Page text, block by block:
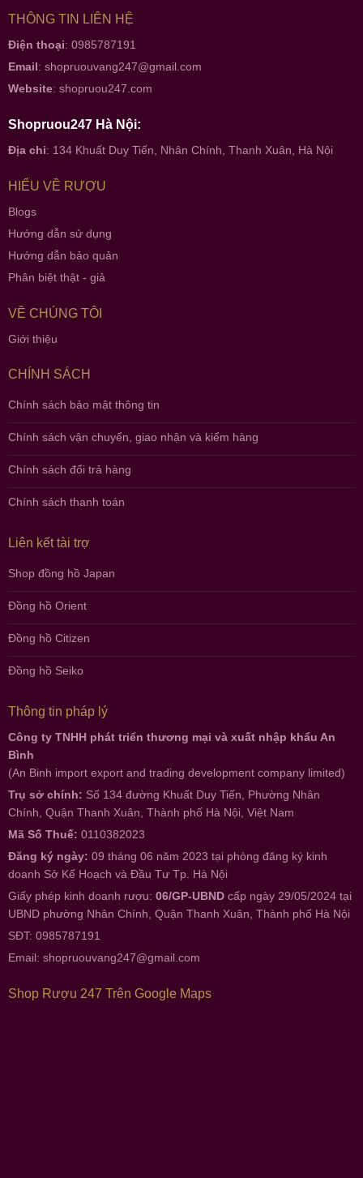
THÔNG TIN LIÊN HỆ
Điện thoại: 0985787191
Email: shopruouvang247@gmail.com
Website: shopruou247.com
Shopruou247 Hà Nội:
Địa chỉ: 134 Khuất Duy Tiến, Nhân Chính, Thanh Xuân, Hà Nội
HIỂU VỀ RƯỢU
Blogs
Hướng dẫn sử dụng
Hướng dẫn bảo quản
Phân biệt thật - giả
VỀ CHÚNG TÔI
Giới thiệu
CHÍNH SÁCH
Chính sách bảo mật thông tin
Chính sách vận chuyển, giao nhận và kiểm hàng
Chính sách đổi trả hàng
Chính sách thanh toán
Liên kết tài trợ
Shop đồng hồ Japan
Đồng hồ Orient
Đồng hồ Citizen
Đồng hồ Seiko
Thông tin pháp lý
Công ty TNHH phát triển thương mại và xuất nhập khẩu An
Bình
(An Binh import export and trading development company limited)
Trụ sở chính: Số 134 đường Khuất Duy Tiến, Phường Nhân
Chính, Quận Thanh Xuân, Thành phố Hà Nội, Việt Nam
Mã Số Thuế: 0110382023
Đăng ký ngày: 09 tháng 06 năm 2023 tại phòng đăng ký kinh
doanh Sở Kế Hoạch và Đầu Tư Tp. Hà Nội
Giấy phép kinh doanh rượu: 06/GP-UBND cấp ngày 29/05/2024 tại
UBND phường Nhân Chính, Quận Thanh Xuân, Thành phố Hà Nội
SĐT: 0985787191
Email: shopruouvang247@gmail.com
Shop Rượu 247 Trên Google Maps